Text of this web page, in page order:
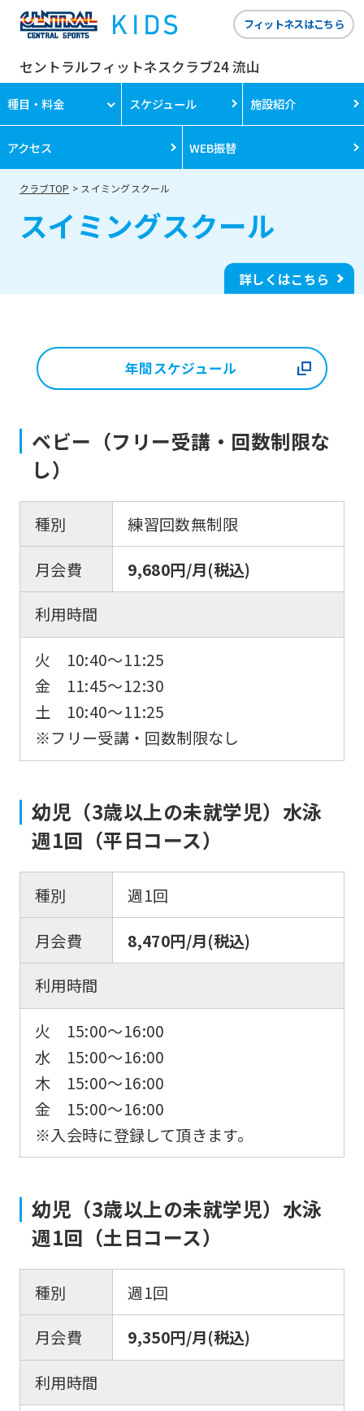
セントラルフィットネスクラブ24 流山
フィットネスはこちら
種目・料金 スケジュール 施設紹介
アクセス WEB振替
クラブTOP スイミングスクール
スイミングスクール
詳しくはこちら
年間スケジュール
ベビー（フリー受講・回数制限な
し）
種別
練習回数無制限
月会費
9,680円/月(税込)
利用時間
火 10:40〜11:25
金 11:45〜12:30
土 10:40〜11:25
※フリー受講・回数制限なし
幼児（3歳以上の未就学児）水泳
週1回（平日コース）
種別
週1回
月会費
8,470円/月(税込)
利用時間
火 15:00〜16:00
水 15:00〜16:00
木 15:00〜16:00
金 15:00〜16:00
※入会時に登録して頂きます。
幼児（3歳以上の未就学児）水泳
週1回（土日コース）
種別
週1回
月会費
9,350円/月(税込)
利用時間